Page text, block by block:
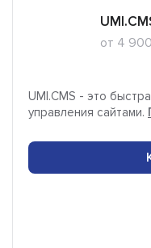
от 4
UMI.CMS - это
управления сайтами.